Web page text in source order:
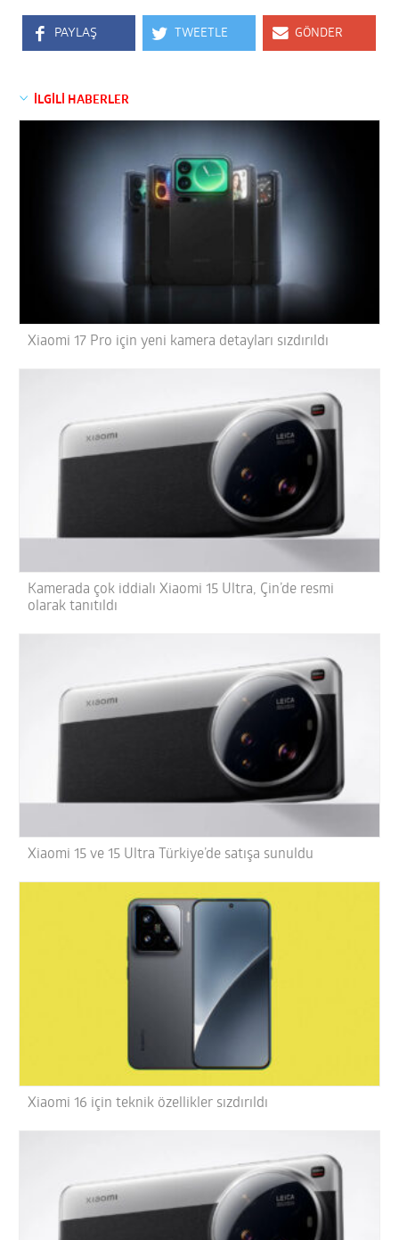
PAYLAŞ TWEETLE GÖNDER
İLGİLİ HABERLER
Xiaomi 17 Pro için yeni kamera detayları sızdırıldı
Kamerada çok iddialı Xiaomi 15 Ultra, Çin’de resmi
olarak tanıtıldı
Xiaomi 15 ve 15 Ultra Türkiye’de satışa sunuldu
Xiaomi 16 için teknik özellikler sızdırıldı